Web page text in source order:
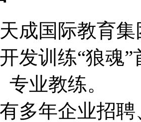
成国际教育
发训练“狼魂
专业教练。
多年企业招